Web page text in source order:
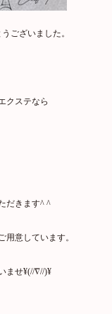
ございました。
クステなら
だきます^ ^
意しています。
ませ¥(//∇//)¥